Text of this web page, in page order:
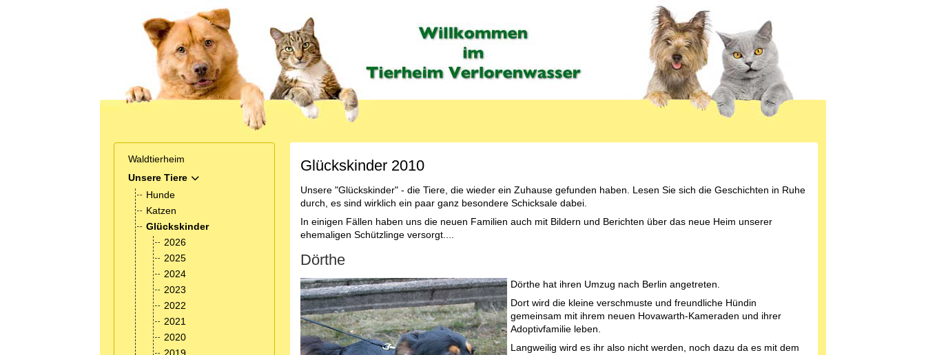
Waldtierheim
Unsere Tiere
MOD_MENU_TOGGLE_SUBMENU_LABEL
Hunde
Katzen
Glückskinder
2026
2025
2024
2023
2022
2021
2020
Glückskinder 2010
Unsere "Glückskinder" - die Tiere, die wieder ein Zuhause gefunden haben. Lesen Sie sich die Geschichten in Ruhe
durch, es sind wirklich ein paar ganz besondere Schicksale dabei.
In einigen Fällen haben uns die neuen Familien auch mit Bildern und Berichten über das neue Heim unserer
ehemaligen Schützlinge versorgt....
Dörthe
Dörthe hat ihren Umzug nach Berlin angetreten.
Dort wird die kleine verschmuste und freundliche Hündin
gemeinsam mit ihrem neuen Hovawarth-Kameraden und ihrer
Adoptivfamilie leben.
Langweilig wird es ihr also nicht werden, noch dazu da es mit dem